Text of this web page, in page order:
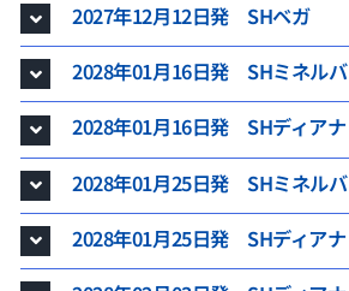
2027年12月12日発 SHベガ
2028年01月16日発 SHミネルバ
2028年01月16日発 SHディアナ
2028年01月25日発 SHミネルバ
2028年01月25日発 SHディアナ